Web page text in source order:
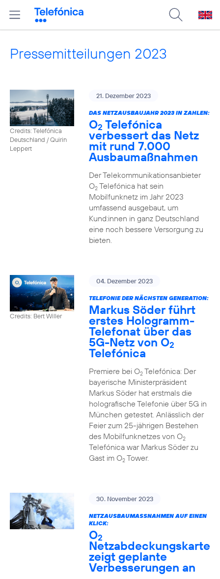
Pressemitteilungen 2023
Credits: Telefónica
Deutschland / Quirin
Leppert
21. Dezember 2023
DAS NETZAUSBAUJAHR 2023 IN ZAHLEN:
O2 Telefónica
verbessert das Netz
mit rund 7.000
Ausbaumaßnahmen
Der Telekommunikationsanbieter
O2Telefónica hat sein
Mobilfunknetz im Jahr 2023
umfassend ausgebaut, um
Kund:innen in ganz Deutschland
eine noch bessere Versorgung zu
bieten.
Credits: Bert Willer
04. Dezember 2023
TELEFONIE DER NÄCHSTEN GENERATION:
Markus Söder führt
erstes Hologramm-
Telefonat über das
5G-Netz von O2
Telefónica
Premiere bei O2Telefónica: Der
bayerische Ministerpräsident
Markus Söder hat erstmals die
holografische Telefonie über 5G in
München getestet. Anlässlich der
Feier zum 25-jährigen Bestehen
des Mobilfunknetzes von O2
Telefónica war Markus Söder zu
Gast im O2Tower.
30. November 2023
NETZAUSBAUMASSNAHMEN AUF EINEN K
LICK:
O2
Netzabdeckungskarte
zeigt geplante
Verbesserungen an